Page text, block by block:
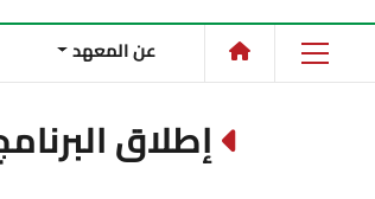
عن المعهد
إطلاق